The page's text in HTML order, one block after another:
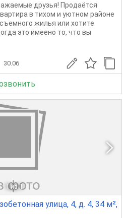
друзья! Продаётся
в тихом и уютном районе
жилья или хотите
это имеено то, что вы
30.06
1 из 1
улица, 4, д. 4, 34 м²,